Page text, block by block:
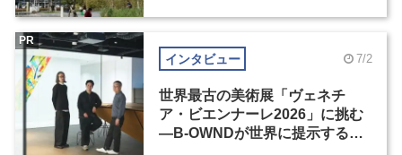
インタビュー 7/2
世界最古の美術展「ヴェネチ
ア・ビエンナーレ2026」に挑む
―B-OWNDが世界に提示する美
PR